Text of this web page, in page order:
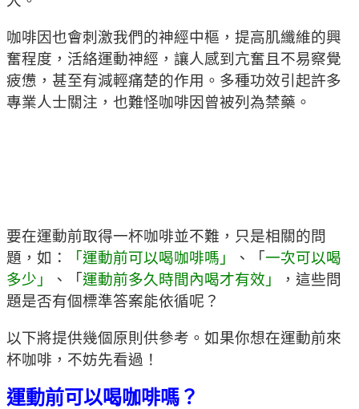
咖啡因也會刺激我們的神經中樞，提高肌纖維的興
奮程度，活絡運動神經，讓人感到亢奮且不易察覺
疲憊，甚至有減輕痛楚的作用。多種功效引起許多
專業人士關注，也難怪咖啡因曾被列為禁藥。
要在運動前取得一杯咖啡並不難，只是相關的問
題，如：
「運動前可以喝咖啡嗎」 、「 一次可以喝
多少」
、「 運動前多久時間內喝才有效」
，這些問
題是否有個標準答案能依循呢？
以下將提供幾個原則供參考。如果你想在運動前來
杯咖啡，不妨先看過！
運動前可以喝咖啡嗎？